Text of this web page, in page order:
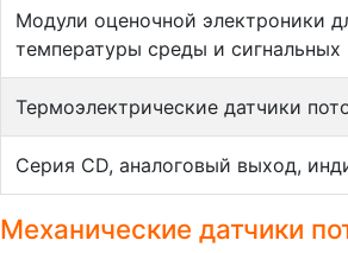
Модули оценочной электроники
температуры среды и
Термоэлектрические датчики
Серия CD, аналоговый выход,
Механические датчики